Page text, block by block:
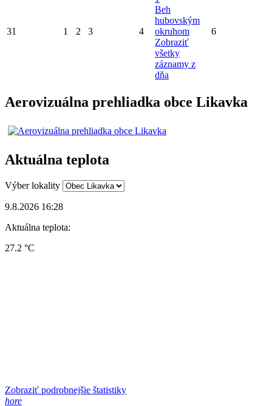
31 1 2 3 4
Beh
hubovským
okruhom
Zobraziť
všetky
záznamy z
dňa
6
Aerovizuálna prehliadka obce Likavka
Aktuálna teplota
Výber lokality
9.8.2026 16:28
Aktuálna teplota:
27.2 °C
Zobraziť podrobnejšie štatistiky
hore